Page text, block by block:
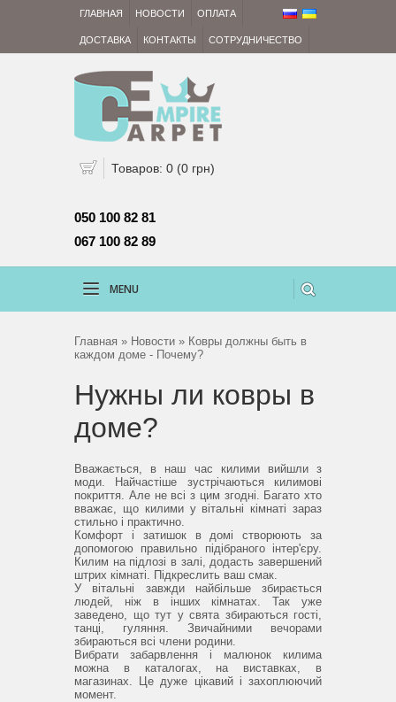
ГЛАВНАЯ НОВОСТИ ОПЛАТА
ДОСТАВКА КОНТАКТЫ СОТРУДНИЧЕСТВО
Товаров: 0 (0 грн)
050 100 82 81
067 100 82 89
MENU
Главная » Новости » Ковры должны быть в
каждом доме - Почему?
Нужны ли ковры в
доме?
Вважається, в наш час килими вийшли з
моди.
Найчастіше зустрічаються килимові
покриття. Але не всі з цим згодні. Багато хто
вважає, що килими у вітальні кімнаті зараз
стильно і практично.
Комфорт і затишок в домі створюють за
допомогою правильно підібраного інтер'єру.
Килим на підлозі в залі, додасть завершений
штрих кімнаті. Підкреслить ваш смак.
У вітальні завжди найбільше збирається
людей, ніж в інших кімнатах.Так уже
заведено, що тут у свята збираються гості,
танці, гуляння. Звичайними вечорами
збираються всі члени родини.
Вибрати забарвлення і малюнок килима
можна в каталогах, на виставках, в
магазинах.
Це дуже цікавий і захоплюючий
момент.